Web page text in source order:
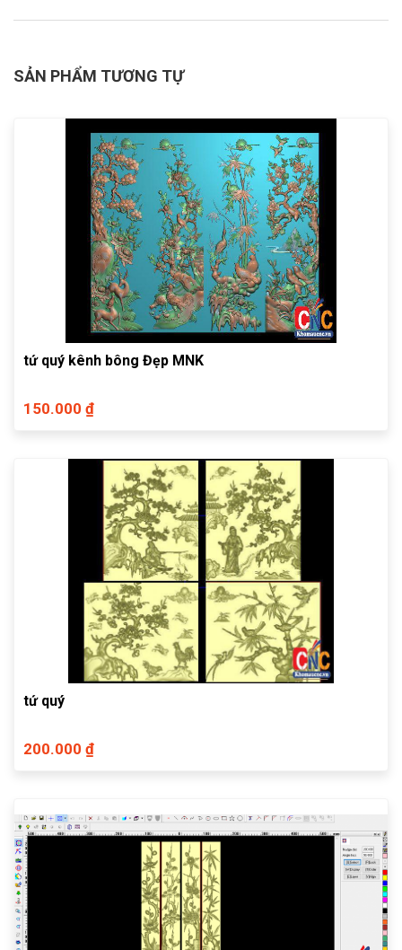
SẢN PHẨM TƯƠNG TỰ
tứ quý kênh bông Đẹp MNK
150.000 ₫
tứ quý
200.000 ₫